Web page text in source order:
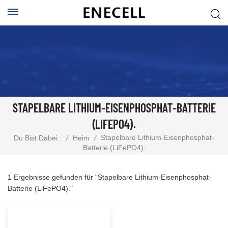
STAPELBARE LITHIUM-EISENPHOSPHAT-BATTERIE
(LIFEPO4).
Du Bist Dabei : / Heim /
Stapelbare Lithium-Eisenphosphat-
Batterie (LiFePO4).
1 Ergebnisse gefunden für "Stapelbare Lithium-Eisenphosphat-
Batterie (LiFePO4)."